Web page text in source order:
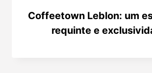
Coffeetown Leblon: um
requinte e